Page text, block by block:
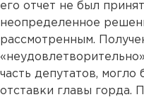
его отчет не был
неопределенное
рассмотренным.
часть депутатов,
отставки главы горда.